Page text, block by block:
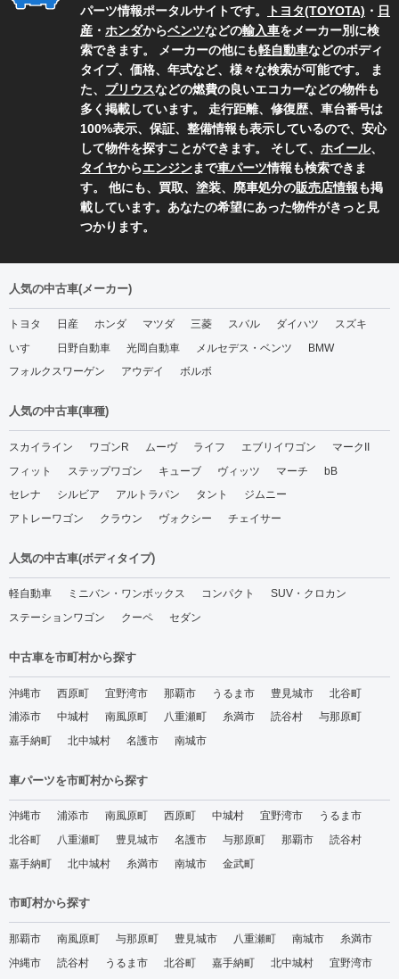
パーツ情報ポータルサイトです。
トヨタ(TOYOTA) ・ 日
産 ・ ホンダからベンツなどの輸入車をメーカー別に検
索できます。 メーカーの他にも軽自動車などのボディ
タイプ、価格、年式など、様々な検索が可能です。 ま
た、 プリウスなどの燃費の良いエコカーなどの物件も
多く掲載しています。 走行距離、修復歴、車台番号は
100%表示、保証、整備情報も表示しているので、安心
して物件を探すことができます。 そして、 ホイール、
タイヤからエンジンまで車パーツ情報も検索できま
す。 他にも、買取、塗装、廃車処分の販売店情報も掲
載しています。あなたの希望にあった物件がきっと見
つかります。
人気の中古車(メーカー)
トヨタ 日産 ホンダ マツダ 三菱 スバル ダイハツ
スズキ
いすゞ
日野自動車 光岡自動車 メルセデス・ベンツ
BMW
フォルクスワーゲン
アウデイ ボルボ
人気の中古車(車種)
スカイライン ワゴンR ムーヴ ライフ エブリイワゴン
マークII
フィット
ステップワゴン キューブ ヴィッツ マーチ
bB
セレナ
シルビア アルトラパン タント
ジムニー
アトレーワゴン
クラウン ヴォクシー チェイサー
人気の中古車(ボディタイプ)
軽自動車 ミニバン・ワンボックス コンパクト
SUV・クロカン
ステーションワゴン
クーペ セダン
中古車を市町村から探す
沖縄市 西原町 宜野湾市 那覇市 うるま市 豊見城市
北谷町
浦添市
中城村 南風原町 八重瀬町 糸満市 読谷村
与那原町
嘉手納町
北中城村 名護市 南城市
車パーツを市町村から探す
沖縄市 浦添市 南風原町 西原町 中城村 宜野湾市
うるま市
北谷町
八重瀬町 豊見城市 名護市 与那原町 那覇市
読谷村
嘉手納町
北中城村 糸満市 南城市 金武町
市町村から探す
那覇市 南風原町 与那原町 豊見城市 八重瀬町 南城市
糸満市
沖縄市
読谷村 うるま市 北谷町 嘉手納町 北中城村
宜野湾市